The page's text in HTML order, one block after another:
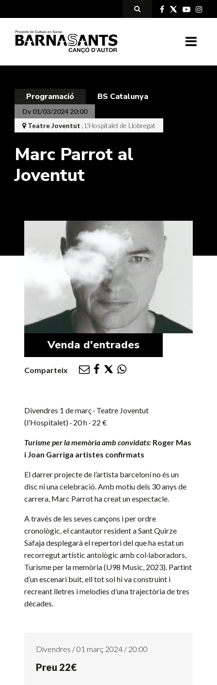
Programació BS Catalunya
Dv 01/03/2024 20:00
Teatre Joventut
, L'Hospitalet de Llobregat
Marc Parrot al
Joventut
Venda d'entrades
Comparteix
Divendres 1 de març · Teatre Joventut
(l’Hospitalet) · 20 h · 22 €
Turisme per la memòria amb convidats: Roger Mas
i Joan Garriga artistes confirmats
El darrer projecte de l’artista barceloní no és un
disc ni una celebració. Amb motiu dels 30 anys de
carrera, Marc Parrot ha creat un espectacle.
A través de les seves cançons i per ordre
cronològic, el cantautor resident a Sant Quirze
Safaja desplegarà el repertori del que ha estat un
recorregut artístic antològic amb col·laboradors,
Turisme per la memòria (U98 Music, 2023). Partint
d’un escenari buit, ell tot sol hi va construint i
recreant lletres i melodies d’una trajectòria de tres
dècades.
Divendres / 01 març 2024 / 20:00
Preu 22€